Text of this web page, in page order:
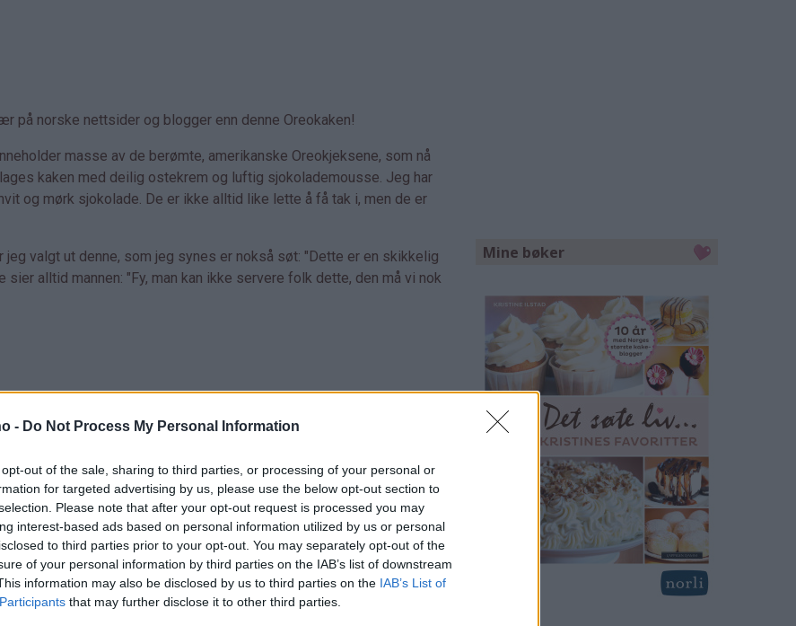
- Do Not Process My Personal Information
out of the sale, sharing to third parties, or processing of your personal or
for targeted advertising by us, please use the below opt-out section to
Please note that after your opt-out request is processed you may
interest-based ads based on personal information utilized by us or personal
to third parties prior to your opt-out. You may separately opt-out of the
of your personal information by third parties on the IAB’s list of downstream
information may also be disclosed by us to third parties on the IAB’s List of
that may further disclose it to other third parties.
på norske nettsider og blogger enn denne Oreokaken!
masse av de berømte, amerikanske Oreokjeksene, som nå
kaken med deilig ostekrem og luftig sjokolademousse. Jeg har
og mørk sjokolade. De er ikke alltid like lette å få tak i, men de er
jeg valgt ut denne, som jeg synes er nokså søt: "Dette er en skikkelig
alltid mannen: "Fy, man kan ikke servere folk dette, den må vi nok
Mine bøker